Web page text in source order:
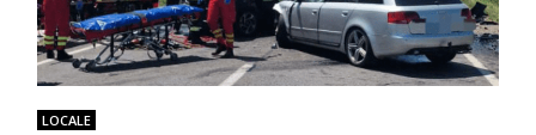
LOCALE